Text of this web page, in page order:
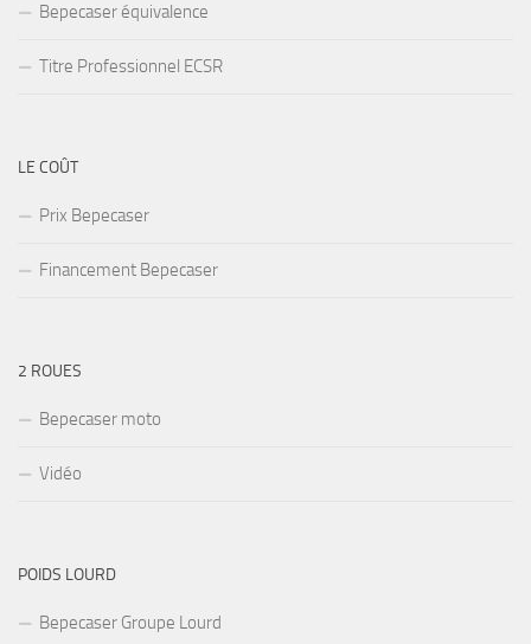
Bepecaser équivalence
Titre Professionnel ECSR
LE COÛT
Prix Bepecaser
Financement Bepecaser
2 ROUES
Bepecaser moto
Vidéo
POIDS LOURD
Bepecaser Groupe Lourd